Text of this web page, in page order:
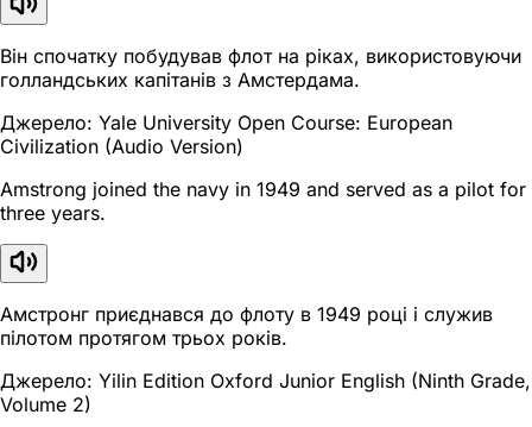
Він спочатку побудував флот на ріках, використовуючи
голландських капітанів з Амстердама.
Джерело: Yale University Open Course: European
Civilization (Audio Version)
Amstrong joined the navy in 1949 and served as a pilot for
three years.
Амстронг приєднався до флоту в 1949 році і служив
пілотом протягом трьох років.
Джерело: Yilin Edition Oxford Junior English (Ninth Grade,
Volume 2)